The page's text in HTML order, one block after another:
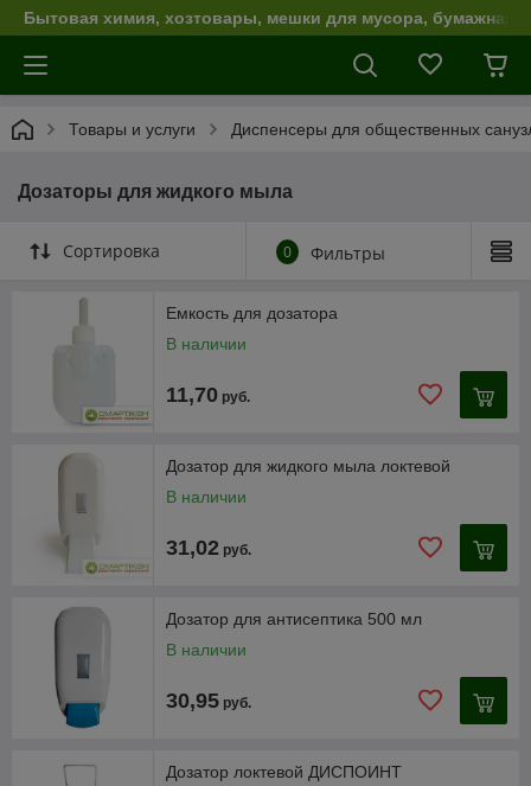
Бытовая химия, хозтовары, мешки для мусора, бумажная
Товары и услуги Диспенсеры для общественных
Дозаторы для жидкого мыла
Сортировка 0 Фильтры
Емкость для дозатора
В наличии
11,70 руб.
Дозатор для жидкого мыла локтевой
В наличии
31,02 руб.
Дозатор для антисептика 500 мл
В наличии
30,95 руб.
Дозатор локтевой ДИСПОИНТ